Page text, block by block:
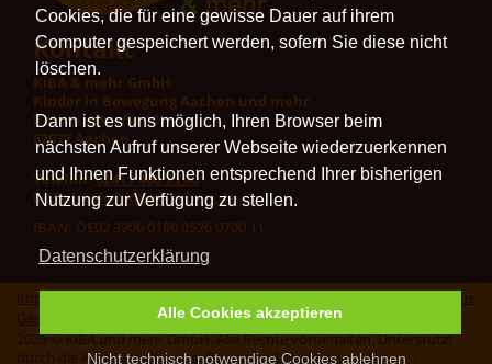
Cookies, die für eine gewisse Dauer auf ihrem
Computer gespeichert werden, sofern Sie diese nicht
löschen.
Dann ist es uns möglich, Ihren Browser beim
nächsten Aufruf unserer Webseite wiederzuerkennen
und Ihnen Funktionen entsprechend Ihrer bisherigen
Nutzung zur Verfügung zu stellen.
Datenschutzerklärung
Nicht technisch notwendige Cookies ablehnen
Alle Cookies akzeptieren
Kontakt
KiBA & mehr GmbH
Kinder in Bewegung Aachen und mehr
Rathausstraße 10
52072 Aachen
Telefon:0241 / 400 95 00
E-Mail:info@kiba-aachen.de
IBAN: DE02 3906 0180 0526 0700 11
Impressum
Allgemeine
Geschäftsbedingungen|
Vertrag widerrufen
2026 © KiBA und mehr GmbH. Alle Rechte vorbehalten. Unterstützt
durch die Kursverwaltungssoftware für Schwimmschulen.